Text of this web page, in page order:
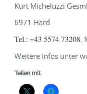
Kurt Micheluzzi
6971 Hard
Tel.: +43 5574 73208,
Weitere Infos unter
Teilen mit: